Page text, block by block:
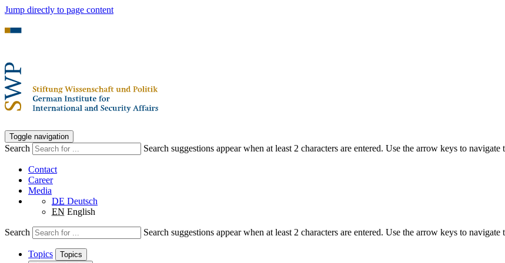
Jump directly to page content
Toggle navigation
Search Search suggestions appear when at least 2 characters are entered. Use the arrow keys to navigate
Contact
Career
Media
DE Deutsch
EN English
Search Search suggestions appear when at least 2 characters are entered. Use the arrow keys to navigate
Topics
Topics